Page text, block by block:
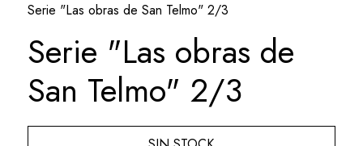
Serie "Las obras de San Telmo" 2/3
Serie "Las obras de
San Telmo" 2/3